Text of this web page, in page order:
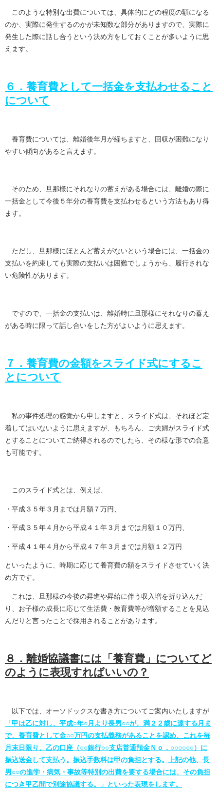
このような特別な出費については、具体的にどの程度の額になる
のか、実際に発生するのかが未知数な部分がありますので、実際に
発生した際に話し合うという決め方をしておくことが多いように思
えます。
６．養育費として一括金を支払わせること
について
養育費については、離婚後年月が経ちますと、回収が困難になり
やすい傾向があると言えます。
そのため、旦那様にそれなりの蓄えがある場合には、離婚の際に
一括金として今後５年分の養育費を支払わせるという方法もあり得
ます。
ただし、旦那様にほとんど蓄えがないという場合には、一括金の
支払いを約束しても実際の支払いは困難でしょうから、履行されな
い危険性があります。
ですので、一括金の支払いは、離婚時に旦那様にそれなりの蓄え
がある時に限って話し合いをした方がよいように思えます。
７．養育費の金額をスライド式にするこ
とについて
私の事件処理の感覚から申しますと、スライド式は、それほど定
着してはいないように思えますが、もちろん、ご夫婦がスライド式
とすることについてご納得されるのでしたら、その様な形での合意
も可能です。
このスライド式とは、例えば、
・平成３５年３月までは月額７万円、
・平成３５年４月から平成４１年３月までは月額１０万円、
・平成４１年４月から平成４７年３月までは月額１２万円
といったように、時期に応じて養育費の額をスライドさせていく決
め方です。
これは、旦那様の今後の昇進や昇給に伴う収入増を折り込んだ
り、お子様の成長に応じて生活費・教育費等が増額することを見込
んだりと言ったことで採用されることがあります。
８．離婚協議書には「養育費」についてど
のように表現すればいいの？
以下では、オーソドックスな書き方についてご案内いたしますが
「甲は乙に対し、平成○年○月より長男○○が、満２２歳に達する月ま
で、養育費として金○○万円の支払義務があることを認め、これを毎
月末日限り、乙の口座（○○銀行○○支店普通預金Ｎｏ．○○○○○○）に
振込送金して支払う。振込手数料は甲の負担とする。上記の他、長
男○○の進学・病気・事故等特別の出費を要する場合には、その負担
につき甲乙間で別途協議する。」といった表現をします。